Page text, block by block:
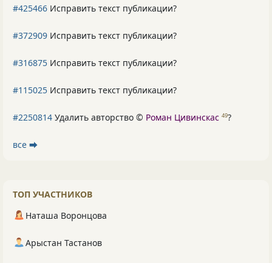
#425466 Исправить текст публикации?
#372909 Исправить текст публикации?
#316875 Исправить текст публикации?
#115025 Исправить текст публикации?
#2250814 Удалить авторство © Роман Цивинскас 49?
все ⮕
ТОП УЧАСТНИКОВ
Наташа Воронцова
Арыстан Тастанов